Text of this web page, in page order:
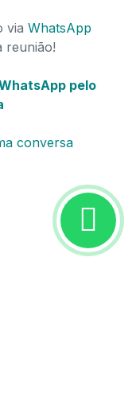
via WhatsApp
reunião!
pelo
conversa
Estratégicas